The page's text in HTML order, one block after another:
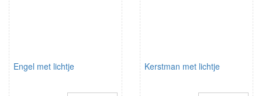
Engel met lichtje Kerstman met lichtje